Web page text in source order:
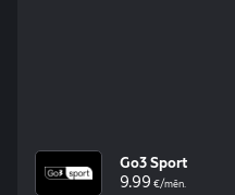
Go3 Sport
9.99 €/mēn.